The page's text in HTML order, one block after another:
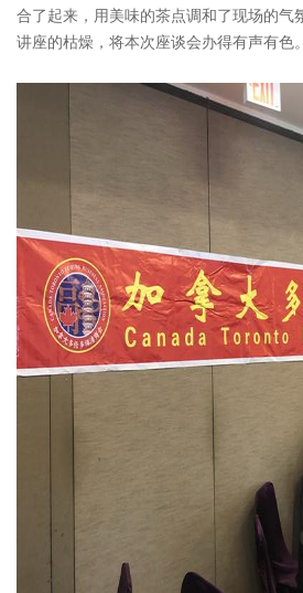
合了起来，用美味的茶点调和了现场的气
讲座的枯燥，将本次座谈会办得有声有色。